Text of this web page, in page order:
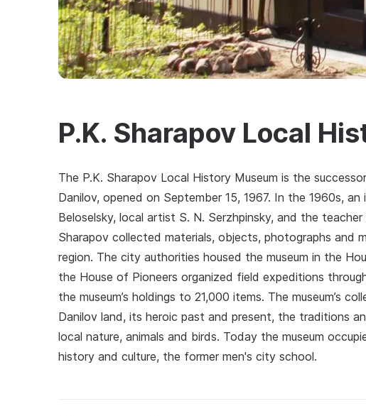
P.K. Sharapov Local
The P.K. Sharapov Local History Museum is the
Danilov, opened on September 15, 1967. In the 1960s,
Beloselsky, local artist S. N. Serzhpinsky, and the
Sharapov collected materials, objects, photographs and
region. The city authorities housed the museum in the
the House of Pioneers organized field expeditions
the museum’s holdings to 21,000 items. The museum’s
Danilov land, its heroic past and present, the traditions
local nature, animals and birds. Today the museum
history and culture, the former men's city school.